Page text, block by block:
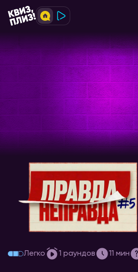
[правда или неправда] #5
Легко 1 раундов 11 мин